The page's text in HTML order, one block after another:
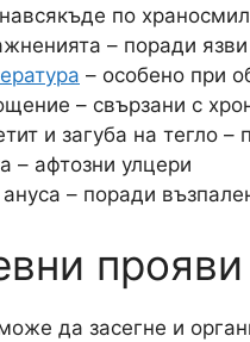
по
– поради
– особено при
– свързани с
и загуба на тегло
– афтозни улцери
– поради
прояви
да засегне и